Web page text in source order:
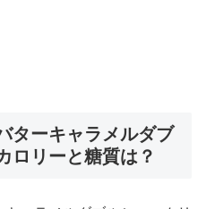
ターキャラメルダブ
ロリーと糖質は？